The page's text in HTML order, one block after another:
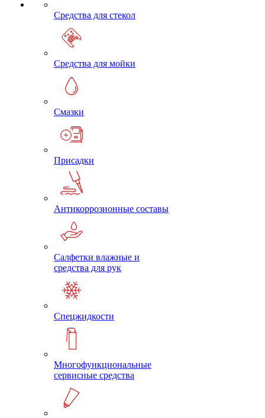
Средства для стекол
Средства для мойки
Смазки
Присадки
Антикоррозионные составы
Салфетки влажные и
средства для рук
Спецжидкости
Многофункциональные
сервисные средства